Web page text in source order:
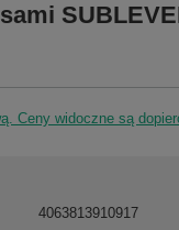
Ceny widoczne są
4063813910917